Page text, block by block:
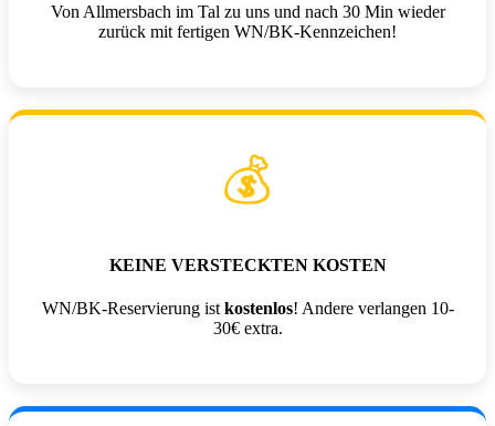
Von Allmersbach im Tal zu uns und nach 30 Min wieder
zurück mit fertigen WN/BK-Kennzeichen!
💰
KEINE VERSTECKTEN KOSTEN
WN/BK-Reservierung istkostenlos! Andere verlangen 10-
30€ extra.